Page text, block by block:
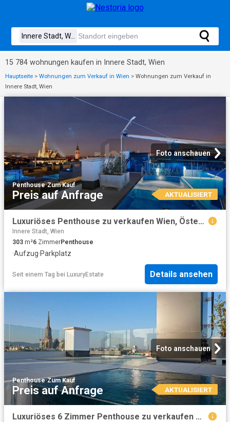
15 784 wohnungen kaufen in Innere Stadt, Wien
Hauptseite > Wohnungen zum Verkauf in Wien > Wohnungen zum Verkauf in
Innere Stadt, Wien
Foto anschauen
Penthouse·Zum Kauf
Preis auf Anfrage AKTUALISIERT
Luxuriöses Penthouse zu verkaufen Wien, Österreich
Innere Stadt, Wien
303 m²6 ZimmerPenthouse
·Aufzug·Parkplatz
Seit einem Tag bei LuxuryEstate Details ansehen
Foto anschauen
Penthouse·Zum Kauf
Preis auf Anfrage AKTUALISIERT
Luxuriöses 6 Zimmer Penthouse zu verkaufen Wien, Österreich